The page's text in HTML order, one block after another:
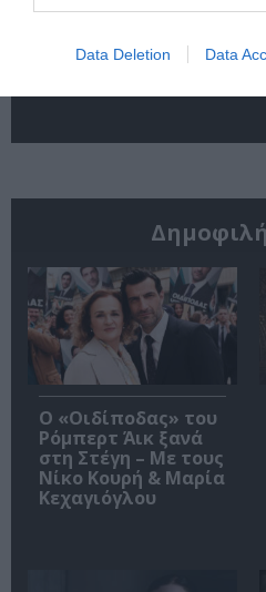
Data Deletion Data
Gazarte Ground
O «Οιδίποδας» του
Ρόμπερτ Άικ ξανά
στη Στέγη – Με τους
Νίκο Κουρή & Μαρία
Κεχαγιόγλου